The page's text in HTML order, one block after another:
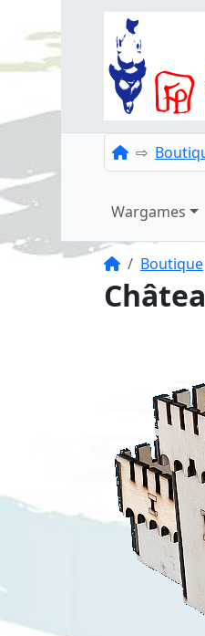
Accueil
Wargames
AccueilBoutique